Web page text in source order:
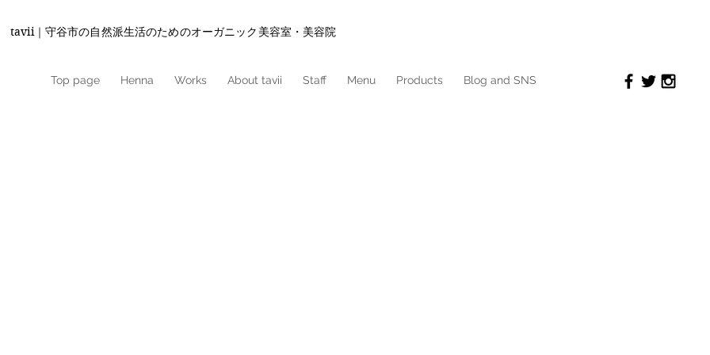
tavii｜守谷市の自然派生活のためのオーガニック美容室・美容院
Top page Henna Works About tavii Staff Menu Products Blog and SNS